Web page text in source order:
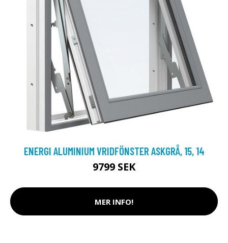
ENERGI ALUMINIUM VRIDFÖNSTER ASKGRÅ, 15, 14
9799 SEK
MER INFO!